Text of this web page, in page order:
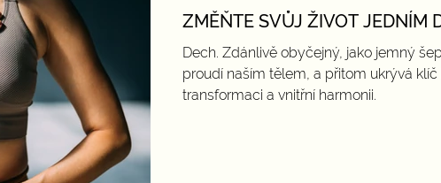
ZMĚŇTE SVŮJ ŽIVOT JEDNÍM
Dech. Zdánlivě obyčejný, jako jemný
proudí naším tělem, a přitom ukrývá
transformaci a vnitřní harmonii.